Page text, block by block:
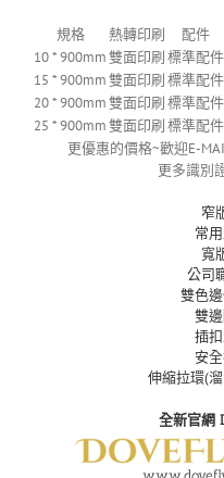
規格 熱轉印刷 配件
10 * 900mm雙面印刷標準配件
15 * 900mm雙面印刷標準配件
20 * 900mm雙面印刷標準配件
25 * 900mm雙面印刷標準配件
更優惠的價格~歡迎E-
更多識別
窄
常
寬
公司
雙色
雙
插
安
伸縮拉環(
全新官網